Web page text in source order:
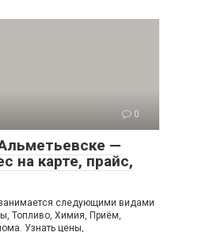
0
—
на карте, прайс,
следующими видами
Топливо, Химия, Приём,
Узнать цены,